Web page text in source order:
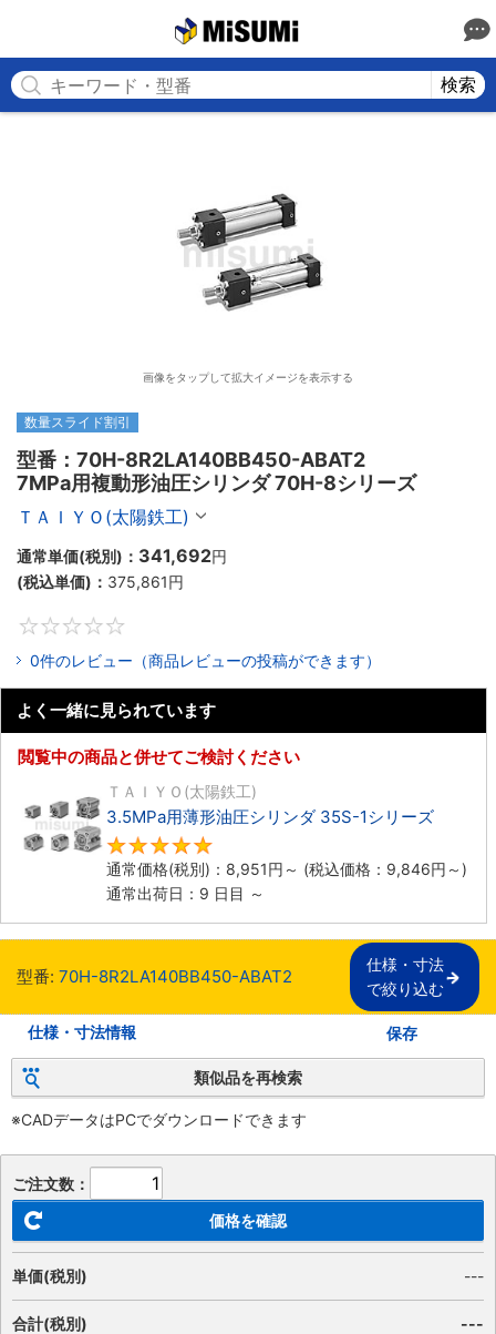
検索
画像をタップして拡大イメージを表示する
数量スライド割引
型番：70H-8R2LA140BB450-ABAT2
7MPa用複動形油圧シリンダ 70H-8シリーズ
ＴＡＩＹＯ(太陽鉄工)
通常単価(税別)： 341,692円
(税込単価)： 375,861円
0件のレビュー（商品レビューの投稿ができます）
よく一緒に見られています
閲覧中の商品と併せてご検討ください
ＴＡＩＹＯ(太陽鉄工)
3.5MPa用薄形油圧シリンダ 35S-1シリーズ
通常価格(税別)： 8,951円 ～ (税込価格： 9,846円 ～)
通常出荷日：9 日目 ～
型番: 70H-8R2LA140BB450-ABAT2
仕様・寸法
で絞り込む
仕様・寸法情報 保存
類似品を再検索
※CADデータはPCでダウンロードできます
ご注文数：
価格を確認
単価(税別) ---
合計(税別)
---